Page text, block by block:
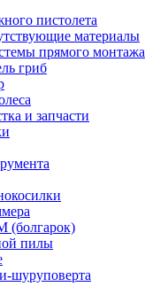
пистолета
материалы
прямого монтажа
гриб
и запчасти
(болгарок)
пилы
шуруповерта